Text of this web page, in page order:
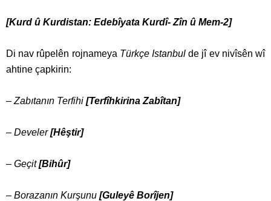
[Kurd û Kurdistan: Edebîyata Kurdî- Zîn û Mem-2]
Di nav rûpelên rojnameya Türkçe Istanbulde jî ev nivîsên wî
ahtine çapkirin:
– Zabıtanın Terfihi [Terfîhkirina Zabîtan]
– Develer[Hêştir]
– Geçit[Bihûr]
– Borazanın Kurşunu [Guleyê Borîjen]